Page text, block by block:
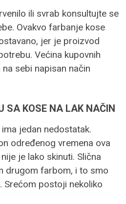
ili svrab konsultujte se
Ovakvo farbanje kose
jer je proizvod
Većina kupovnih
sebi napisan način
SA KOSE NA LAK NAČIN
jedan nedostatak.
određenog vremena ova
je lako skinuti. Slična
drugom farbom, i to smo
Srećom postoji nekoliko